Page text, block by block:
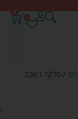
0
/ סלקל נשכב